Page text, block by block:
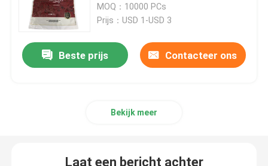
handvat
MOQ：10000 PCs
Prijs：USD 1-USD 3
Beste prijs Contacteer ons
Bekijk meer
Laat een bericht achter